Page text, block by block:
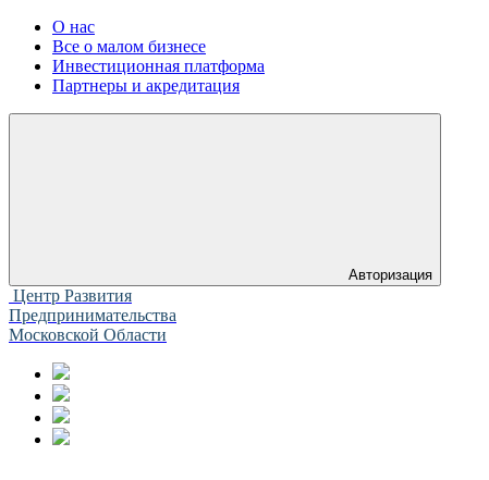
О нас
Все о малом бизнесе
Инвестиционная платформа
Партнеры и акредитация
Авторизация
Центр Развития
Предпринимательства
Московской Области